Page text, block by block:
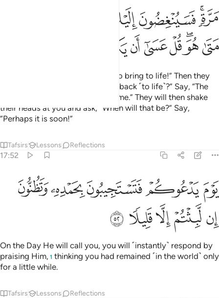
ﱗﱘﱙﱚ
ﱝﱞﱟﱠﱡﱢﱣ
or whatever you think is harder to bring to life!” Then they
will ask ˹you˺, “Who will bring us back ˹to life˺?” Say, “The
One Who created you the first time.” They will then shake
their heads at you and ask, “When will that be?” Say,
“Perhaps it is soon!”
Tafsirs Lessons Reflections
17:52
يوم يدعوكم فتستجيبون بحمده وتظنون ان لبثتم الا قليلا ٥٢
يَوْمَ يَدْعُوكُمْ فَتَسْتَجِيبُونَ بِحَمْدِهِۦ وَتَظُنُّونَ إِن لَّبِثْتُمْ إِلَّا قَلِيلًۭا ٥٢
ﱦﱧﱨﱩﱪ
ﱫﱬﱭﱮ ﱯ
On the Day He will call you, you will ˹instantly˺ respond by
praising Him, 1 thinking you had remained ˹in the world˺ only
for a little while.
Tafsirs Lessons Reflections